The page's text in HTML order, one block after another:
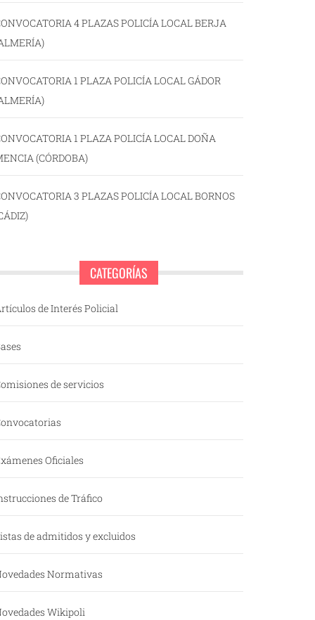
4 PLAZAS POLICÍA LOCAL BERJA
1 PLAZA POLICÍA LOCAL GÁDOR
1 PLAZA POLICÍA LOCAL DOÑA
(CÓRDOBA)
3 PLAZAS POLICÍA LOCAL BORNOS
CATEGORÍAS
de Interés Policial
de servicios
Oficiales
de Tráfico
de admitidos y excluidos
Normativas
Wikipoli